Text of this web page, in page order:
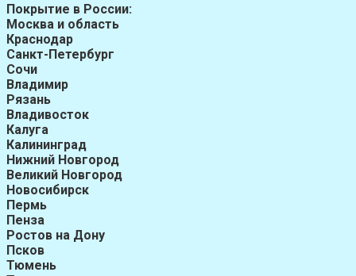
Покрытие в России:
Москва и область
Краснодар
Санкт-Петербург
Сочи
Владимир
Рязань
Владивосток
Калуга
Калининград
Нижний Новгород
Великий Новгород
Новосибирск
Пермь
Пенза
Ростов на Дону
Псков
Тюмень